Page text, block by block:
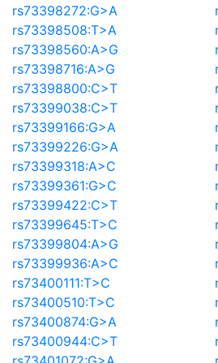
rs73398272:G>A
rs73398508:T>A
rs73398560:A>G
rs73398716:A>G
rs73398800:C>T
rs73399038:C>T
rs73399166:G>A
rs73399226:G>A
rs73399318:A>C
rs73399361:G>C
rs73399422:C>T
rs73399645:T>C
rs73399804:A>G
rs73399936:A>C
rs73400111:T>C
rs73400510:T>C
rs73400874:G>A
rs73400944:C>T